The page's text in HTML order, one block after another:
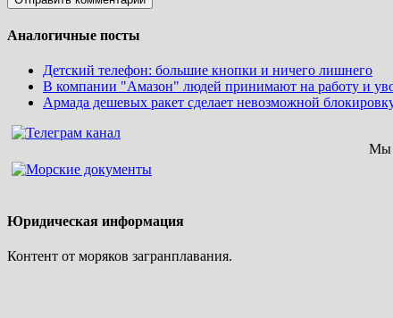
Аналогичные посты
Детский телефон: большие кнопки и ничего лишнего
В компании "Амазон" людей принимают на работу и
Армада дешевых ракет сделает невозможной
Мы
Юридическая информация
Контент от моряков загранплавания.